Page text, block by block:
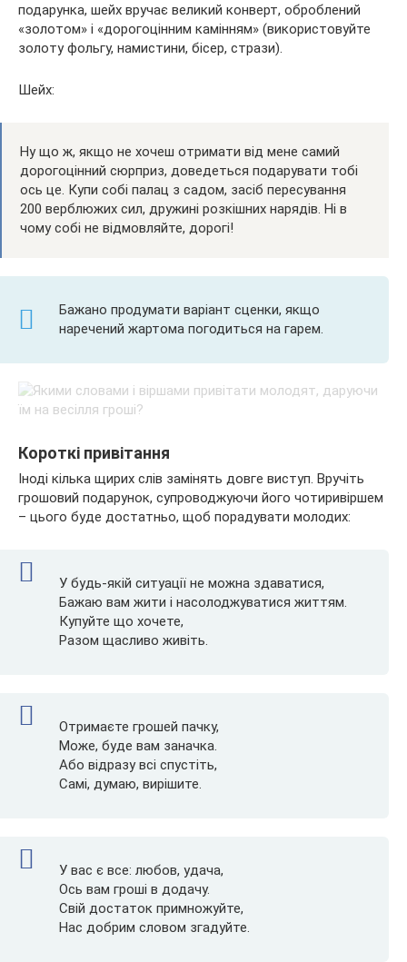
подарунка, шейх вручає великий конверт, оброблений
«золотом» і «дорогоцінним камінням» (використовуйте
золоту фольгу, намистини, бісер, стрази).
Шейх:
Ну що ж, якщо не хочеш отримати від мене самий
дорогоцінний сюрприз, доведеться подарувати тобі
ось це. Купи собі палац з садом, засіб пересування
200 верблюжих сил, дружині розкішних нарядів. Ні в
чому собі не відмовляйте, дорогі!
Бажано продумати варіант сценки, якщо
наречений жартома погодиться на гарем.
Короткі привітання
Іноді кілька щирих слів замінять довге виступ. Вручіть
грошовий подарунок, супроводжуючи його чотиривіршем
– цього буде достатньо, щоб порадувати молодих:
У будь-якій ситуації не можна здаватися,
Бажаю вам жити і насолоджуватися життям.
Купуйте що хочете,
Разом щасливо живіть.
Отримаєте грошей пачку,
Може, буде вам заначка.
Або відразу всі спустіть,
Самі, думаю, вирішите.
У вас є все: любов, удача,
Ось вам гроші в додачу.
Свій достаток примножуйте,
Нас добрим словом згадуйте.